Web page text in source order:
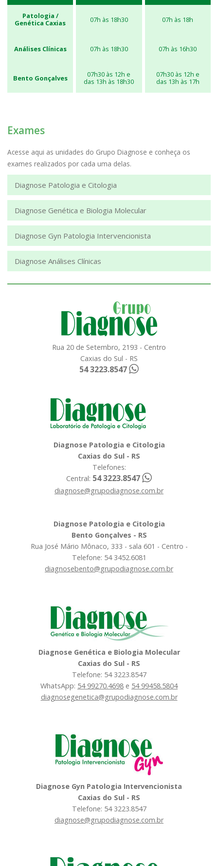
Patologia /
Genética Caxias
Análises Clínicas
Bento Gonçalves
07h às 18h30
07h às 18h30
07h30 às 12h e
das 13h às 18h30
07h às 18h
07h às 16h30
07h30 às 12h e
das 13h às 17h
Exames
Acesse aqui as unidades do Grupo Diagnose e conheça os
exames realizados por cada uma delas.
Diagnose Patologia e Citologia
Diagnose Genética e Biologia Molecular
Diagnose Gyn Patologia Intervencionista
Diagnose Análises Clínicas
Rua 20 de Setembro, 2193 - Centro
Caxias do Sul - RS
54 3223.8547
Diagnose Patologia e Citologia
Caxias do Sul - RS
Telefones:
Central: 54 3223.8547
diagnose@grupodiagnose.com.br
Diagnose Patologia e Citologia
Bento Gonçalves - RS
Rua José Mário Mônaco, 333 - sala 601 - Centro -
Telefone: 54 3452.6081
diagnosebento@grupodiagnose.com.br
Diagnose Genética e Biologia Molecular
Caxias do Sul - RS
Telefone: 54 3223.8547
WhatsApp: 54 99270.4698 e 54 99458.5804
diagnosegenetica@grupodiagnose.com.br
Diagnose Gyn Patologia Intervencionista
Caxias do Sul - RS
Telefone: 54 3223.8547
diagnose@grupodiagnose.com.br